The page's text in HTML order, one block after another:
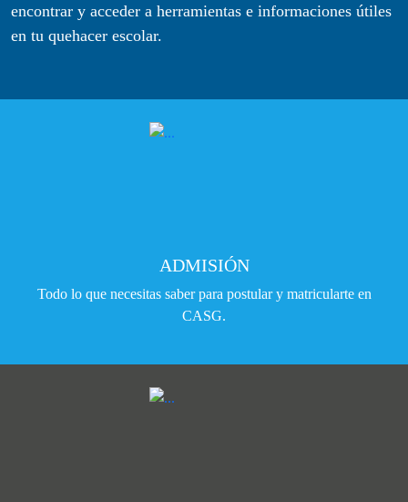
encontrar y acceder a herramientas e informaciones útiles
en tu quehacer escolar.
ADMISIÓN
Todo lo que necesitas saber para postular y matricularte en
CASG.